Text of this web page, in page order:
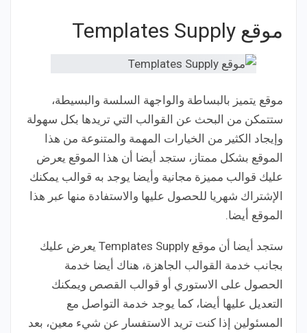
موقع Templates Supply
موقع يتميز بالبساطة والواجهة السلسة والبسيطة،
ستتمكن من البحث عن القوالب التي تريدها بكل سهولة
وإيجاد الكثير من الخيارات المهمة والمتنوعة من هذا
الموقع بشكل ممتاز، ستجد أيضا أن هذا الموقع يعرض
عليك قوالب مميزة مجانية وأيضا يوجد به قوالب يمكنك
الإشتراك شهريا للحصول عليها والاستفادة منها عبر هذا
الموقع أيضا.
ستجد أيضا أن موقع Templates Supply يعرض عليك
بجانب خدمة القوالب الجاهزة، هناك أيضا خدمة
الحصول على الاستوري أو قوالب القصص ويمكنك
التعديل عليها أيضا، كما يوجد خدمة التواصل مع
المسئولين إذا كنت تريد الاستفسار عن شيء معين، بعد